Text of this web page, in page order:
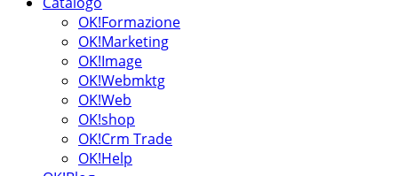
OK!Formazione
OK!Marketing
OK!Image
OK!Webmktg
OK!Web
OK!shop
OK!Crm Trade
OK!Help